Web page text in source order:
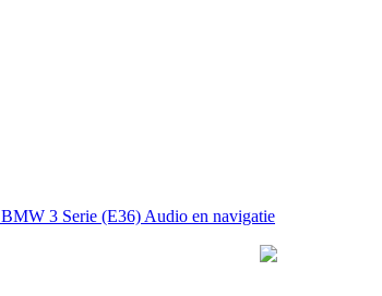
BMW 3 Serie (E36) Audio en navigatie